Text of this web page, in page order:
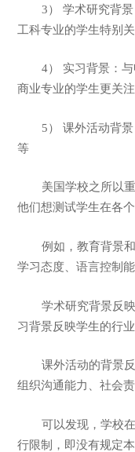
3） 学术研究背
工科专业的学生特别
4） 实习背景：
商业专业的学生更关
5） 课外活动背
等
美国学校之所以
他们想测试学生在各个
例如，教育背景
学习态度、语言控制
学术研究背景反
习背景反映学生的行
课外活动的背景
组织沟通能力、社会责
可以发现，学校
行限制，即没有规定